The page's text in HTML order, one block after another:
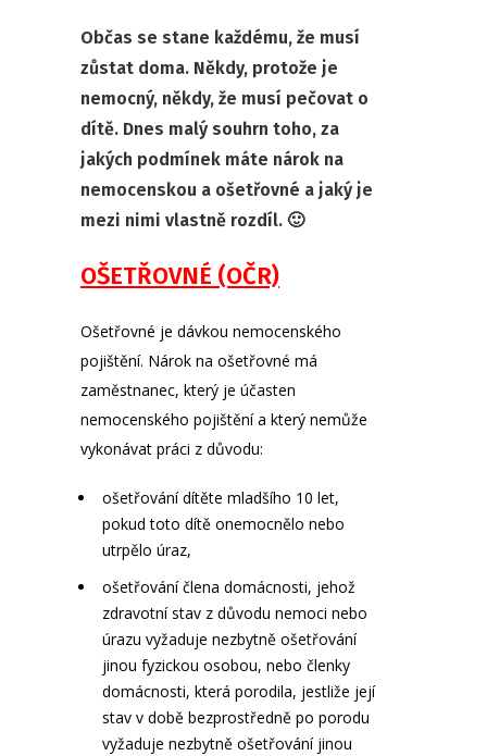
Občas se stane každému, že musí
zůstat doma. Někdy, protože je
nemocný, někdy, že musí pečovat o
dítě. Dnes malý souhrn toho, za
jakých podmínek máte nárok na
nemocenskou a ošetřovné a jaký je
mezi nimi vlastně rozdíl. 🙂
OŠETŘOVNÉ (OČR)
Ošetřovné je dávkou nemocenského
pojištění. Nárok na ošetřovné má
zaměstnanec, který je účasten
nemocenského pojištění a který nemůže
vykonávat práci z důvodu:
ošetřování dítěte mladšího 10 let,
pokud toto dítě onemocnělo nebo
utrpělo úraz,
ošetřování člena domácnosti, jehož
zdravotní stav z důvodu nemoci nebo
úrazu vyžaduje nezbytně ošetřování
jinou fyzickou osobou, nebo členky
domácnosti, která porodila, jestliže její
stav v době bezprostředně po porodu
vyžaduje nezbytně ošetřování jinou